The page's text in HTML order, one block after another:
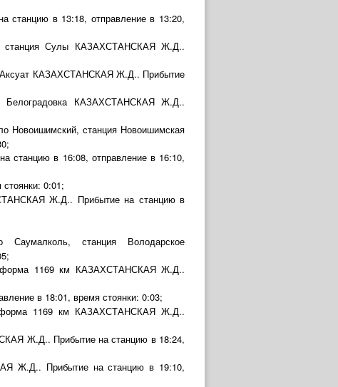
станцию в 13:18, отправление в 13:20,
станция Сулы КАЗАХСТАНСКАЯ Ж.Д..
Аксуат КАЗАХСТАНСКАЯ Ж.Д.. Прибытие
Белоградовка КАЗАХСТАНСКАЯ Ж.Д..
Новоишимский, станция Новоишимская
в 16:08, отправление в 16:10,
0:01;
Ж.Д.. Прибытие на станцию в
Саумалколь, станция Володарское
1169 км КАЗАХСТАНСКАЯ Ж.Д..
в 18:01, время стоянки: 0:03;
1169 км КАЗАХСТАНСКАЯ Ж.Д..
Ж.Д.. Прибытие на станцию в 18:24,
Ж.Д.. Прибытие на станцию в 19:10,